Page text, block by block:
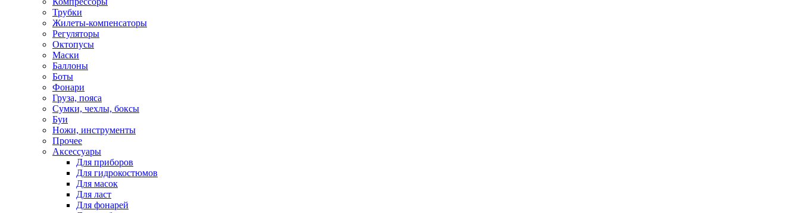
Трубки
Жилеты-компенсаторы
Регуляторы
Октопусы
Маски
Баллоны
Боты
Фонари
Груза, пояса
Сумки, чехлы, боксы
Буи
Ножи, инструменты
Прочее
Аксессуары
Для приборов
Для гидрокостюмов
Для масок
Для ласт
Для фонарей